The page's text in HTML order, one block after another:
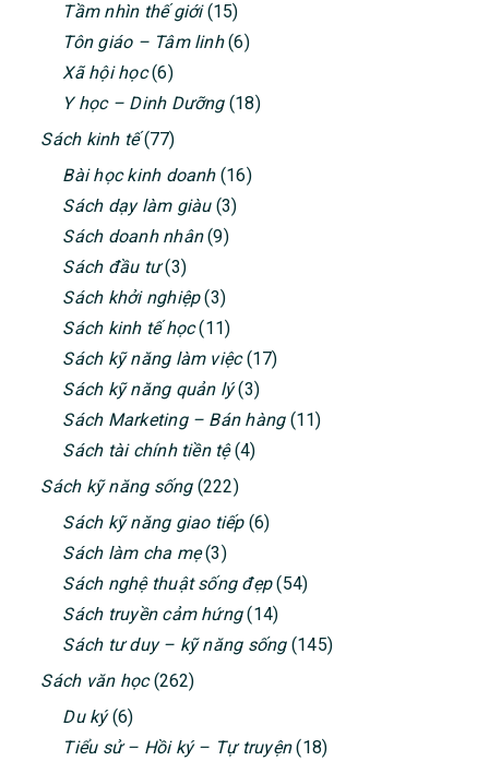
Tầm nhìn thế giới(15)
Tôn giáo – Tâm linh(6)
Xã hội học(6)
Y học – Dinh Dưỡng(18)
Sách kinh tế(77)
Bài học kinh doanh(16)
Sách dạy làm giàu(3)
Sách doanh nhân(9)
Sách đầu tư(3)
Sách khởi nghiệp(3)
Sách kinh tế học(11)
Sách kỹ năng làm việc(17)
Sách kỹ năng quản lý(3)
Sách Marketing – Bán hàng(11)
Sách tài chính tiền tệ(4)
Sách kỹ năng sống(222)
Sách kỹ năng giao tiếp(6)
Sách làm cha mẹ(3)
Sách nghệ thuật sống đẹp(54)
Sách truyền cảm hứng(14)
Sách tư duy – kỹ năng sống(145)
Sách văn học(262)
Du ký(6)
Tiểu sử – Hồi ký – Tự truyện(18)